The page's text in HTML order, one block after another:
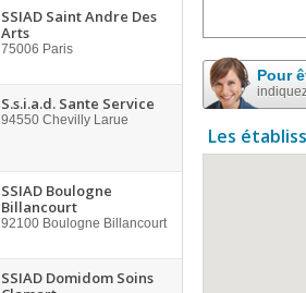
SSIAD Saint Andre Des
Arts
75006 Paris
S.s.i.a.d. Sante Service
94550 Chevilly Larue
SSIAD Boulogne
Billancourt
92100 Boulogne Billancourt
SSIAD Domidom Soins
Pour
Les